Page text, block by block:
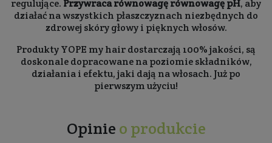
regulujące. Przywraca równowagę równowagę pH, aby
działać na wszystkich płaszczyznach niezbędnych do
zdrowej skóry głowy i pięknych włosów.
Produkty YOPE my hair dostarczają 100% jakości, są
doskonale dopracowane na poziomie składników,
działania i efektu, jaki dają na włosach. Już po
pierwszym użyciu!
Opinie o produkcie